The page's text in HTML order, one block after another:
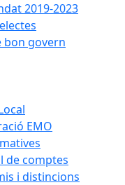
2019-2023
bon govern
EMO
de comptes
i distincions